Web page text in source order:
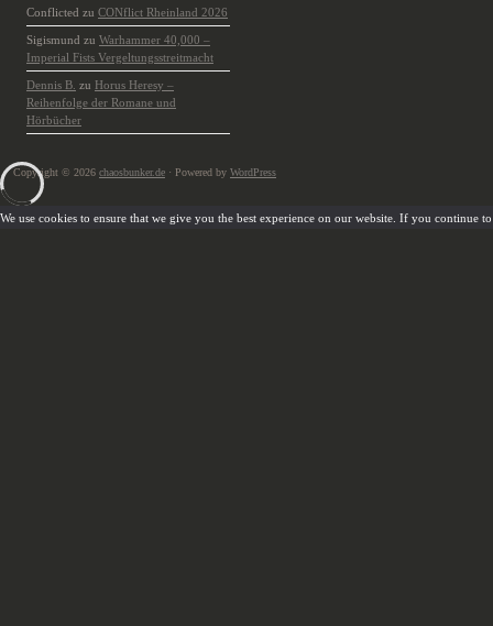
Conflicted zu CONflict Rheinland 2026
Sigismund zu Warhammer 40,000 –
Imperial Fists Vergeltungsstreitmacht
Dennis B. zu Horus Heresy –
Reihenfolge der Romane und
Hörbücher
Copyright © 2026 chaosbunker.de · Powered by WordPress
We use cookies to ensure that we give you the best experience on our website. If you continue